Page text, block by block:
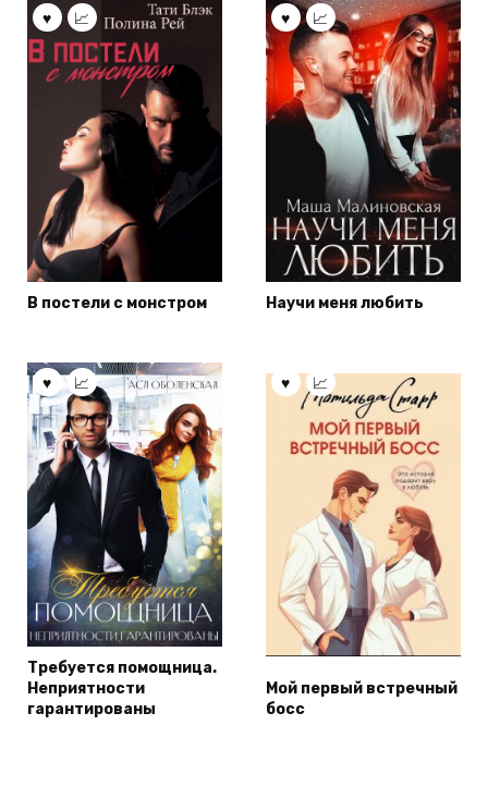
В постели с монстром Научи меня любить
Требуется помощница.
Неприятности
гарантированы
Мой первый встречный
босс